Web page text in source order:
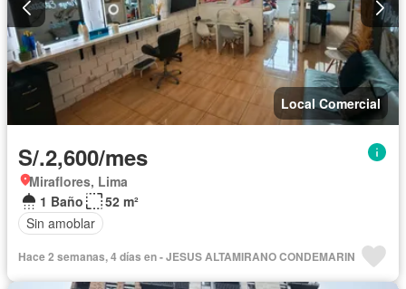
Local Comercial
S/.2,600/mes
Miraflores, Lima
1 Baño
52 m²
Sin amoblar
Hace 2 semanas, 4 días en - JESUS ALTAMIRANO CONDEMARIN